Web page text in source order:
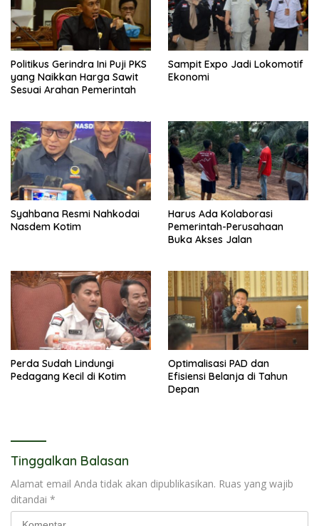
Politikus Gerindra Ini Puji PKS
yang Naikkan Harga Sawit
Sesuai Arahan Pemerintah
Sampit Expo Jadi Lokomotif
Ekonomi
Syahbana Resmi Nahkodai
Nasdem Kotim
Harus Ada Kolaborasi
Pemerintah-Perusahaan
Buka Akses Jalan
Perda Sudah Lindungi
Pedagang Kecil di Kotim
Optimalisasi PAD dan
Efisiensi Belanja di Tahun
Depan
Tinggalkan Balasan
Alamat email Anda tidak akan dipublikasikan. Ruas yang wajib
ditandai *